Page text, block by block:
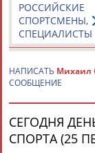
РОССИЙСКИЕ
СПОРТСМЕНЫ,
СПЕЦИАЛИСТЫ
НАПИСАТЬ Михаил
СООБЩЕНИЕ
СЕГОДНЯ
СПОРТА (25